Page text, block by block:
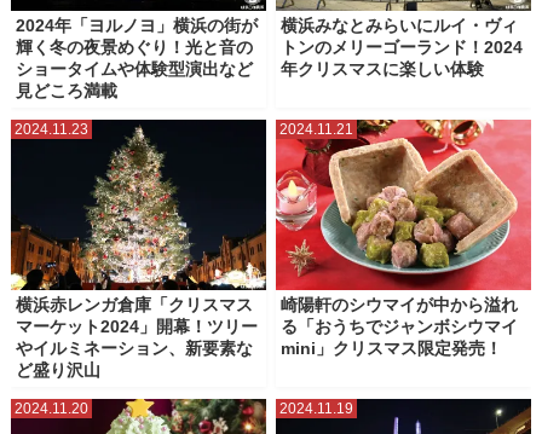
2024年「ヨルノヨ」横浜の街が
輝く冬の夜景めぐり！光と音の
ショータイムや体験型演出など
見どころ満載
横浜みなとみらいにルイ・ヴィ
トンのメリーゴーランド！2024
年クリスマスに楽しい体験
2024.11.23
横浜赤レンガ倉庫「クリスマス
マーケット2024」開幕！ツリー
やイルミネーション、新要素な
ど盛り沢山
2024.11.21
崎陽軒のシウマイが中から溢れ
る「おうちでジャンボシウマイ
mini」クリスマス限定発売！
2024.11.20 2024.11.19